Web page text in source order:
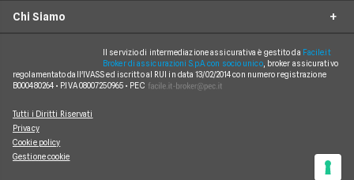
Assistenza stradale
Tutela legale
Bonus protetto
Assicurazione satellitare
Prima Assicurazioni
Genertel
Linear
ConTe.it
Chi Siamo
In evidenza
Chi siamo
Come funziona
Mappa del sito
Il servizio di intermediazione assicurativa è gestito da Facile.it
Broker di assicurazioni S.p.A. con socio unico, broker assicurativo
regolamentato dall'IVASS ed iscritto al RUI in data 13/02/2014 con numero registrazione
B000480264 • P.IVA 08007250965 • PEC
Tutti i Diritti Riservati
Privacy
Cookie policy
Gestione cookie